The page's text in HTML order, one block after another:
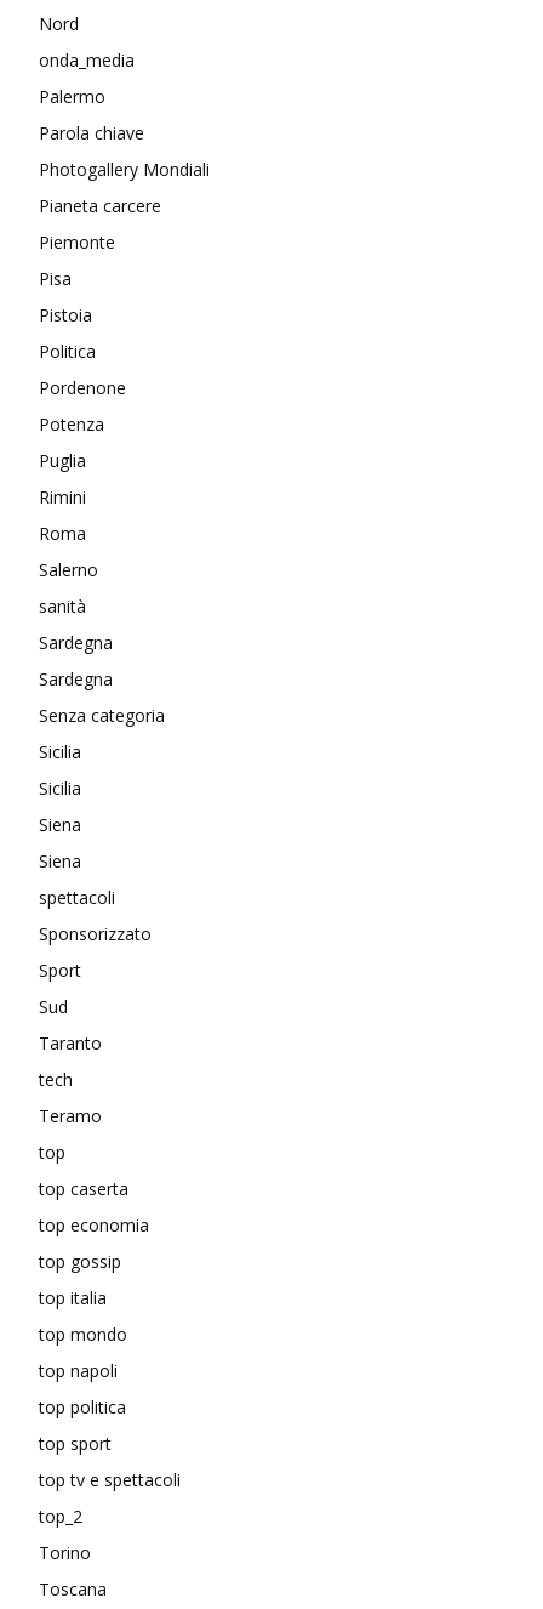
Nord
onda_media
Palermo
Parola chiave
Photogallery Mondiali
Pianeta carcere
Piemonte
Pisa
Pistoia
Politica
Pordenone
Potenza
Puglia
Rimini
Roma
Salerno
sanità
Sardegna
Sardegna
Senza categoria
Sicilia
Sicilia
Siena
Siena
spettacoli
Sponsorizzato
Sport
Sud
Taranto
tech
Teramo
top
top caserta
top economia
top gossip
top italia
top mondo
top napoli
top politica
top sport
top tv e spettacoli
top_2
Torino
Toscana